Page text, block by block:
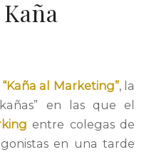
“Kaña al Marketing”, la
en las que el
entre colegas de
en una tarde